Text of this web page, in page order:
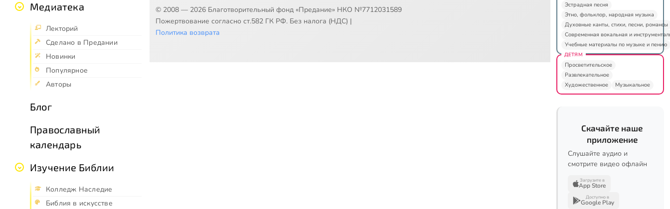
Медиатека
Лекторий
Сделано в Предании
Новинки
Популярное
Авторы
Блог
Православный
календарь
Изучение Библии
Колледж Наследие
Библия в искусстве
© 2008 — 2026 Благотворительный фонд «Предание» НКО №7712031589
Пожертвование согласно ст.582 ГК РФ. Без налога (НДС) |
Политика возврата
Эстрадная песня
Этно, фольклор, народная музыка
Духовные канты, стихи, песни, романсы
Современная вокальная и
Учебные материалы по музыке и пению
ДЕТЯМ
Просветительское
Развлекательное
Художественное
Музыкальное
Скачайте наше
приложение
Слушайте аудио и
смотрите видео офлайн
Загрузите в
App Store
Доступно в
Google Play